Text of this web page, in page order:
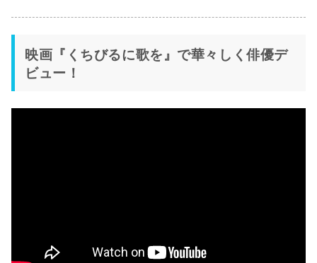
映画『くちびるに歌を』で華々しく俳優デ
ビュー！